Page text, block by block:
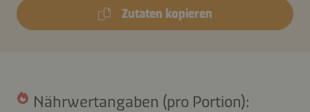
Zutaten kopieren
Nährwertangaben (pro Portion):